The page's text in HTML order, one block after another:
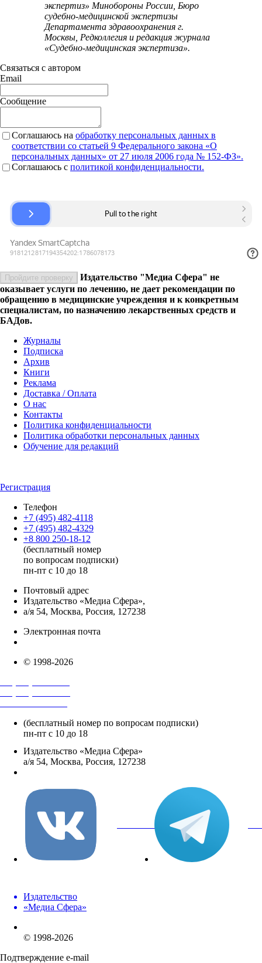
экспертиз» Минобороны России, Бюро
судебно-медицинской экспертизы
Департамента здравоохранения г.
Москвы, Редколлегия и редакция журнала
«Судебно-медицинская экспертиза».
Связаться с автором
Email
Сообщение
Соглашаюсь на обработку персональных данных в
соответствии со статьей 9 Федерального закона «О
персональных данных» от 27 июля 2006 года № 152-ФЗ».
Соглашаюсь c политикой конфиденциальности.
Пройдите проверку
Издательство "Медиа Сфера" не
оказывает услуги по лечению, не дает рекомендации по
обращению в медицинские учреждения и к конкретным
специалистам, по назначению лекарственных средств и
БАДов.
Журналы
Подписка
Архив
Книги
Реклама
Доставка / Оплата
О нас
Контакты
Политика конфиденциальности
Политика обработки персональных данных
Обучение для редакций
Регистрация
Телефон
+7 (495) 482-4118
+7 (495) 482-4329
+8 800 250-18-12
(бесплатный номер
по вопросам подписки)
пн-пт с 10 до 18
Почтовый адрес
Издательство «Медиа Сфера»,
а/я 54, Москва, Россия, 127238
Электронная почта
© 1998-2026
(бесплатный номер по вопросам подписки)
пн-пт с 10 до 18
Издательство «Медиа Сфера»
а/я 54, Москва, Россия, 127238
вКонтакте
Издательство
«Медиа Сфера»
© 1998-2026
Подтверждение e-mail